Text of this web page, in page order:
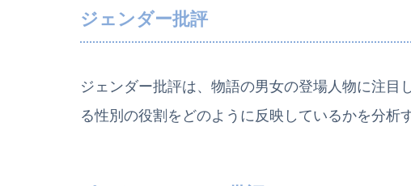
ジェンダー批評
ジェンダー批評は、物語の男女の登場人物に注目
る性別の役割をどのように反映しているかを分析